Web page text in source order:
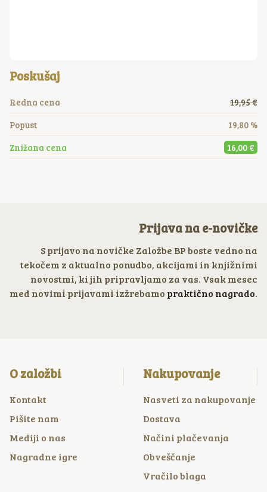
Poskušaj
Redna cena
19,95 €
Popust
19,80 %
Znižana cena
16,00 €
Prijava na e-novičke
S prijavo na novičke Založbe BP boste vedno na
tekočem z aktualno ponudbo, akcijami in knjižnimi
novostmi, ki jih pripravljamo za vas. Vsak mesec
med novimi prijavami izžrebamo praktično nagrado.
O založbi
Kontakt
Pišite nam
Mediji o nas
Nagradne igre
Nakupovanje
Nasveti za nakupovanje
Dostava
Načini plačevanja
Obveščanje
Vračilo blaga